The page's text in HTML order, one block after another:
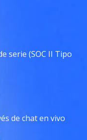
serie (SOC II Tipo
de chat en vivo